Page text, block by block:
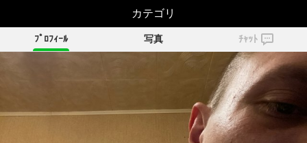
PassiK4h
ﾌﾟﾛﾌｨｰﾙ 写真 ﾁｬｯﾄ
カテゴリ